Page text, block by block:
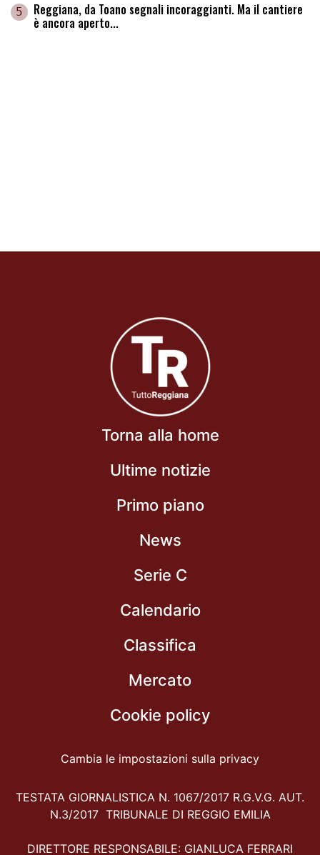
5 Reggiana, da Toano segnali incoraggianti. Ma il cantiere
è ancora aperto...
Torna alla home
Ultime notizie
Primo piano
News
Serie C
Calendario
Classifica
Mercato
Cookie policy
Cambia le impostazioni sulla privacy
TESTATA GIORNALISTICA N. 1067/2017 R.G.V.G. AUT.
N.3/2017 TRIBUNALE DI REGGIO EMILIA
DIRETTORE RESPONSABILE: GIANLUCA FERRARI